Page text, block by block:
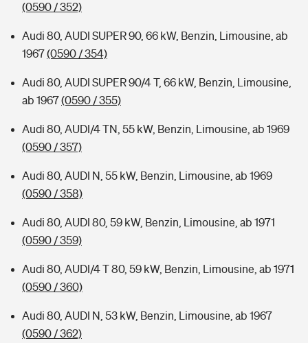
(0590 / 352)
Audi 80, AUDI SUPER 90, 66 kW, Benzin, Limousine, ab
1967(0590 / 354)
Audi 80, AUDI SUPER 90/4 T, 66 kW, Benzin, Limousine,
ab 1967(0590 / 355)
Audi 80, AUDI/4 TN, 55 kW, Benzin, Limousine, ab 1969
(0590 / 357)
Audi 80, AUDI N, 55 kW, Benzin, Limousine, ab 1969
(0590 / 358)
Audi 80, AUDI 80, 59 kW, Benzin, Limousine, ab 1971
(0590 / 359)
Audi 80, AUDI/4 T 80, 59 kW, Benzin, Limousine, ab 1971
(0590 / 360)
Audi 80, AUDI N, 53 kW, Benzin, Limousine, ab 1967
(0590 / 362)